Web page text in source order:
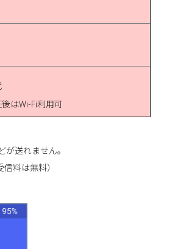
はWi-Fi利用可
送れません。
料は無料）